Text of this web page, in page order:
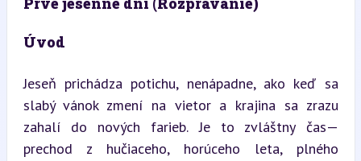
Úvod
Jeseň prichádza potichu, nenápadne, ako keď sa
slabý vánok zmení na vietor a krajina sa zrazu
zahalí do nových farieb. Je to zvláštny čas—
prechod z hučiaceho, horúceho leta, plného